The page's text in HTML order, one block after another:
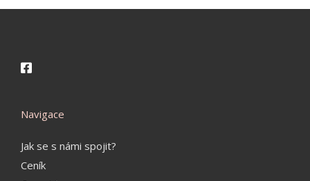
Navigace
Jak se s námi spojit?
Ceník